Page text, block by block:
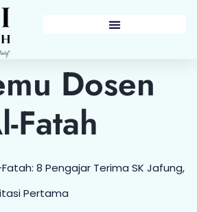
Dosen
Fatah
8 Pengajar Terima SK Jafung,
Pertama